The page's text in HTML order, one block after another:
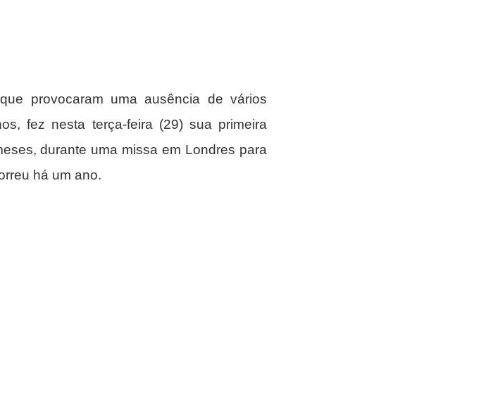
provocaram uma ausência de vários
fez nesta terça-feira (29) sua primeira
durante uma missa em Londres para
há um ano.